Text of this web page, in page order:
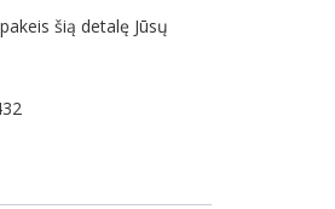
šią detalę Jūsų